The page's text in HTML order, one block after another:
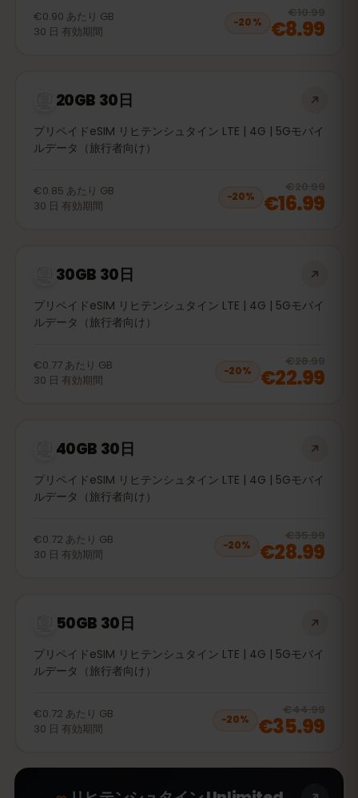
€0.90 あたり GB
30 日 有効期間
−20%
€10.99
€8.99
20GB 30日
プリペイドeSIM リヒテンシュタイン LTE | 4G | 5Gモバイ
ルデータ（旅行者向け）
€0.85 あたり GB
30 日 有効期間
−20%
€20.99
€16.99
30GB 30日
プリペイドeSIM リヒテンシュタイン LTE | 4G | 5Gモバイ
ルデータ（旅行者向け）
€0.77 あたり GB
30 日 有効期間
−20%
€28.99
€22.99
40GB 30日
プリペイドeSIM リヒテンシュタイン LTE | 4G | 5Gモバイ
ルデータ（旅行者向け）
€0.72 あたり GB
30 日 有効期間
−20%
€35.99
€28.99
50GB 30日
プリペイドeSIM リヒテンシュタイン LTE | 4G | 5Gモバイ
ルデータ（旅行者向け）
€0.72 あたり GB
30 日 有効期間
−20%
€44.99
€35.99